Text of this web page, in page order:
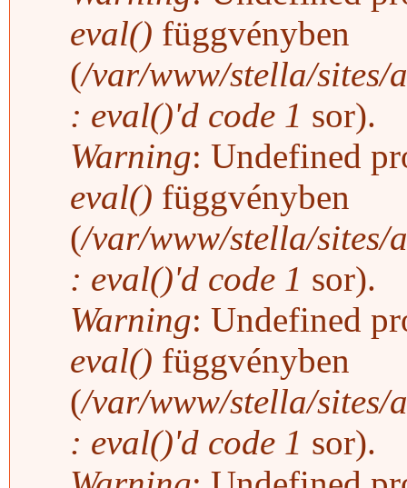
eval() függvényben
(/var/www/stella/sites/
: eval()'d code 1 sor).
Warning: Undefined
eval() függvényben
(/var/www/stella/sites/
: eval()'d code 1 sor).
Warning: Undefined
eval() függvényben
(/var/www/stella/sites/
: eval()'d code 1 sor).